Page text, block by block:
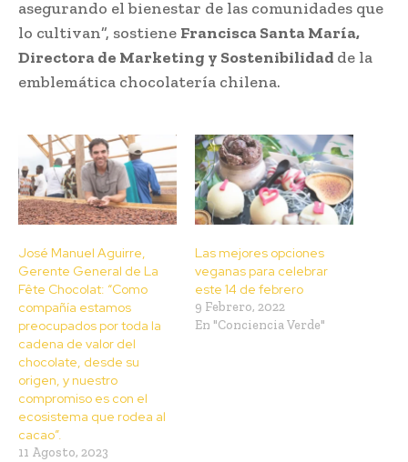
asegurando el bienestar de las comunidades que
lo cultivan”, sostiene Francisca Santa María,
Directora de Marketing y Sostenibilidad de la
emblemática chocolatería chilena.
José Manuel Aguirre,
Gerente General de La
Fête Chocolat: “Como
compañía estamos
preocupados por toda la
cadena de valor del
chocolate, desde su
origen, y nuestro
compromiso es con el
ecosistema que rodea al
cacao”.
11 Agosto, 2023
Las mejores opciones
veganas para celebrar
este 14 de febrero
9 Febrero, 2022
En "Conciencia Verde"